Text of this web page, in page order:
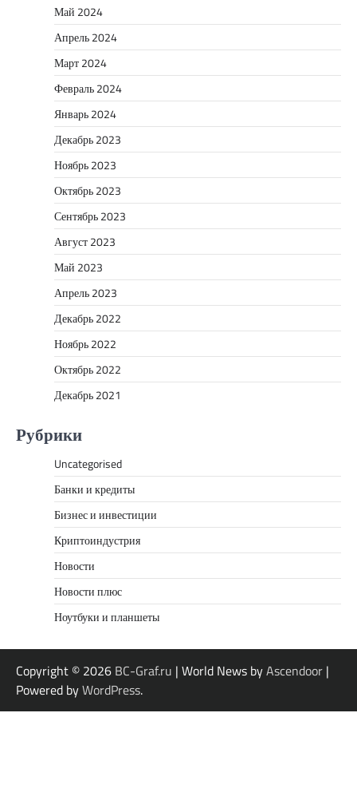
Май 2024
Апрель 2024
Март 2024
Февраль 2024
Январь 2024
Декабрь 2023
Ноябрь 2023
Октябрь 2023
Сентябрь 2023
Август 2023
Май 2023
Апрель 2023
Декабрь 2022
Ноябрь 2022
Октябрь 2022
Декабрь 2021
Рубрики
Uncategorised
Банки и кредиты
Бизнес и инвестиции
Криптоиндустрия
Новости
Новости плюс
Ноутбуки и планшеты
Copyright © 2026 BC-Graf.ru | World News byAscendoor |
Powered byWordPress.